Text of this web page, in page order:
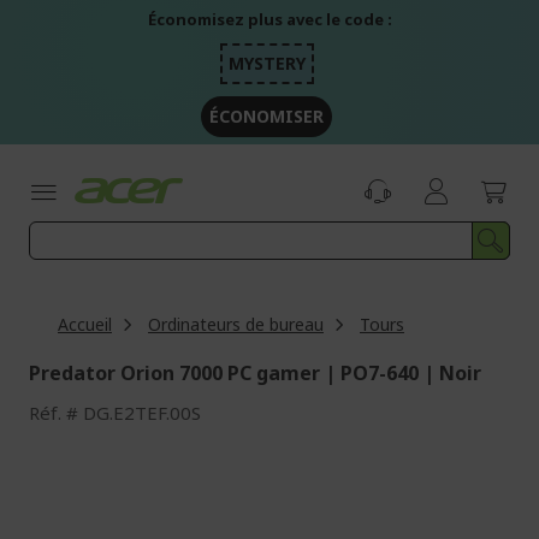
Économisez plus avec le code :
MYSTERY
ÉCONOMISER
Accueil Ordinateurs de bureau Tours
Predator Orion 7000 PC gamer | PO7-640 | Noir
Réf. DG.E2TEF.00S